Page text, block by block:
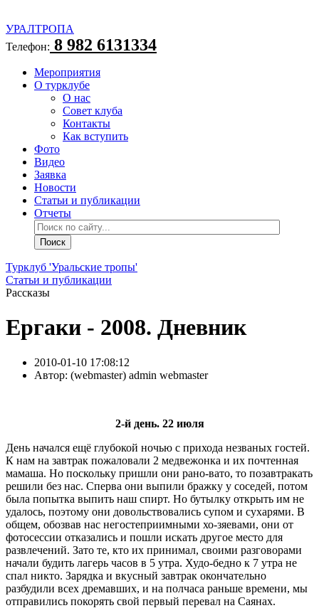
УРАЛТРОПА
Телефон: 8 982 6131334
Мероприятия
О турклубе
О нас
Совет клуба
Контакты
Как вступить
Фото
Видео
Заявка
Новости
Статьи и публикации
Отчеты
Турклуб 'Уральские тропы'
Статьи и публикации
Рассказы
Ергаки - 2008. Дневник
2010-01-10 17:08:12
Автор: ( webmaster) admin webmaster
2-й день. 22 июля
День начался ещё глубокой ночью с прихода незваных гостей.
К нам на завтрак пожаловали 2 медвежонка и их почтенная
мамаша. Но поскольку пришли они рано-вато, то позавтракать
решили без нас. Сперва они выпили бражку у соседей, потом
была попытка выпить наш спирт. Но бутылку открыть им не
удалось, поэтому они довольствовались супом и сухарями. В
общем, обозвав нас негостеприимными хо-зяевами, они от
фотосессии отказались и пошли искать другое место для
развлечений. Зато те, кто их принимал, своими разговорами
начали будить лагерь часов в 5 утра. Худо-бедно к 7 утра не
спал никто. Зарядка и вкусный завтрак окончательно
разбудили всех дремавших, и на полчаса раньше времени, мы
отправились покорять свой первый перевал на Саянах.